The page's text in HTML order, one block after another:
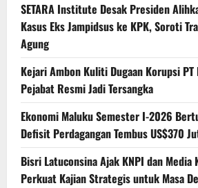
SETARA Institute Desak Presiden
Kasus Eks Jampidsus ke KPK, Soroti
Agung
Kejari Ambon Kuliti Dugaan Korupsi PT
Pejabat Resmi Jadi Tersangka
Ekonomi Maluku Semester I-2026
Defisit Perdagangan Tembus US$370
Bisri Latuconsina Ajak KNPI dan Media
Perkuat Kajian Strategis untuk Masa